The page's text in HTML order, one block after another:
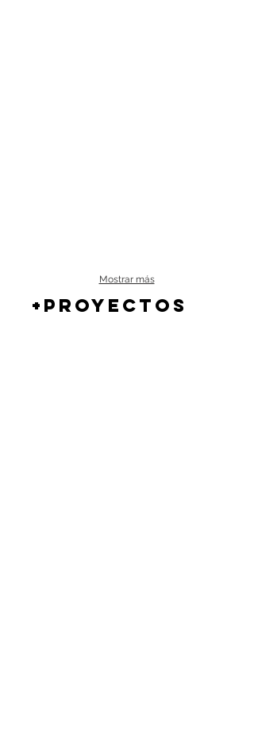
Mostrar más
+PROYECTOS